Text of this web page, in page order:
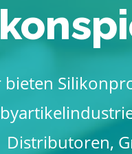
bieten
Distributoren,